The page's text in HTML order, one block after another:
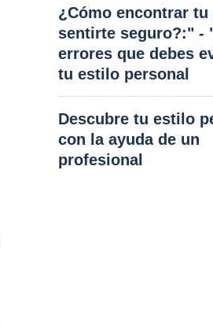
¿Cómo encontrar
sentirte seguro?:" -
errores que debes
tu estilo personal
Descubre tu estilo
con la ayuda de un
profesional